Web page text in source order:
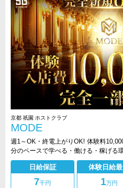
京都 祇園 ホストクラブ
MODE
週1～OK・終電上がりOK! 体験料
分のペースで学べる・働ける・稼げる
日給保証
7千円
体験日給
1万円